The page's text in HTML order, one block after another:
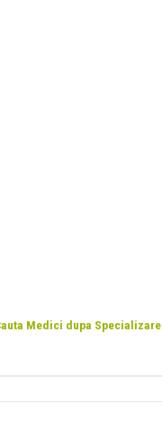
Medici dupa Specializare